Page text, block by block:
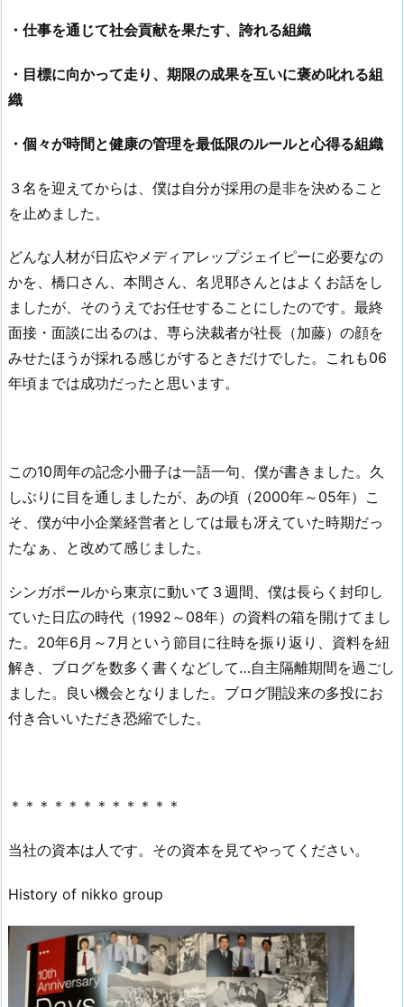
・仕事を通じて社会貢献を果たす、誇れる組織
・目標に向かって走り、期限の成果を互いに褒め叱れる組
織
・個々が時間と健康の管理を最低限のルールと心得る組織
３名を迎えてからは、僕は自分が採用の是非を決めること
を止めました。
どんな人材が日広やメディアレップジェイピーに必要なの
かを、橋口さん、本間さん、名児耶さんとはよくお話をし
ましたが、そのうえでお任せすることにしたのです。最終
面接・面談に出るのは、専ら決裁者が社長（加藤）の顔を
みせたほうが採れる感じがするときだけでした。これも06
年頃までは成功だったと思います。
この10周年の記念小冊子は一語一句、僕が書きました。久
しぶりに目を通しましたが、あの頃（2000年～05年）こ
そ、僕が中小企業経営者としては最も冴えていた時期だっ
たなぁ、と改めて感じました。
シンガポールから東京に動いて３週間、僕は長らく封印し
ていた日広の時代（1992～08年）の資料の箱を開けてまし
た。20年6月～7月という節目に往時を振り返り、資料を紐
解き、ブログを数多く書くなどして…自主隔離期間を過ごし
ました。良い機会となりました。ブログ開設来の多投にお
付き合いいただき恐縮でした。
＊＊＊＊＊＊＊＊＊＊＊＊
当社の資本は人です。その資本を見てやってください。
History of nikko group